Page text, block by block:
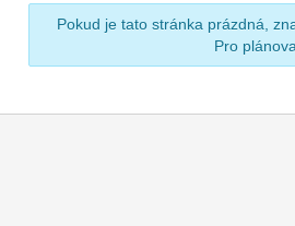
Pokud je tato stránka prázdná,
Pro